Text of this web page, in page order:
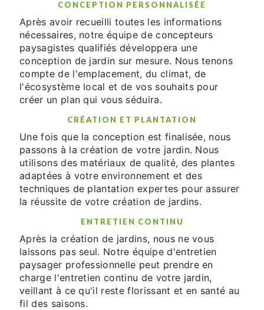
CONCEPTION PERSONNALISÉE
Après avoir recueilli toutes les informations
nécessaires, notre équipe de concepteurs
paysagistes qualifiés développera une
conception de jardin sur mesure. Nous tenons
compte de l'emplacement, du climat, de
l'écosystème local et de vos souhaits pour
créer un plan qui vous séduira.
CRÉATION ET PLANTATION
Une fois que la conception est finalisée, nous
passons à la création de votre jardin. Nous
utilisons des matériaux de qualité, des plantes
adaptées à votre environnement et des
techniques de plantation expertes pour assurer
la réussite de votre création de jardins.
ENTRETIEN CONTINU
Après la création de jardins, nous ne vous
laissons pas seul. Notre équipe d'entretien
paysager professionnelle peut prendre en
charge l'entretien continu de votre jardin,
veillant à ce qu'il reste florissant et en santé au
fil des saisons.